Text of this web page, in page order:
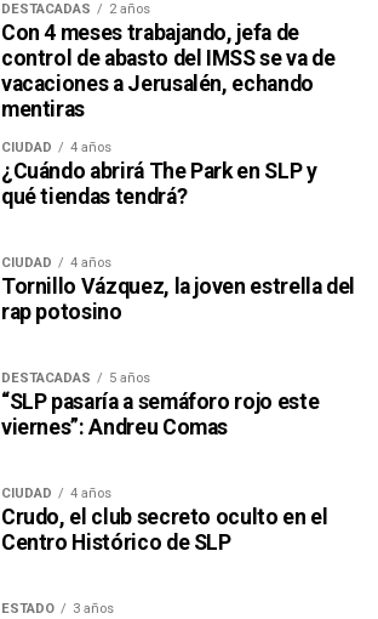
DESTACADAS 2 años
Con 4 meses trabajando, jefa de
control de abasto del IMSS se va de
vacaciones a Jerusalén, echando
mentiras
CIUDAD 4 años
¿Cuándo abrirá The Park en SLP y
qué tiendas tendrá?
CIUDAD 4 años
Tornillo Vázquez, la joven estrella del
rap potosino
DESTACADAS 5 años
“SLP pasaría a semáforo rojo este
viernes”: Andreu Comas
CIUDAD 4 años
Crudo, el club secreto oculto en el
Centro Histórico de SLP
ESTADO 3 años